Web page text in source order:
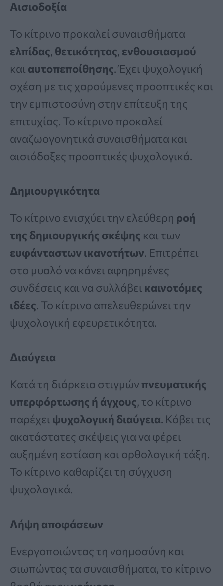
Αισιοδοξία
Το κίτρινο προκαλεί συναισθήματα
ελπίδας, θετικότητας, ενθουσιασμού
και αυτοπεποίθησης. Έχει ψυχολογική
σχέση με τις χαρούμενες προοπτικές και
την εμπιστοσύνη στην επίτευξη της
επιτυχίας. Το κίτρινο προκαλεί
αναζωογονητικά συναισθήματα και
αισιόδοξες προοπτικές ψυχολογικά.
Δημιουργικότητα
Το κίτρινο ενισχύει την ελεύθερη ροή
της δημιουργικής σκέψης και των
ευφάνταστων ικανοτήτων. Επιτρέπει
στο μυαλό να κάνει αφηρημένες
συνδέσεις και να συλλάβει καινοτόμες
ιδέες. Το κίτρινο απελευθερώνει την
ψυχολογική εφευρετικότητα.
Διαύγεια
Κατά τη διάρκεια στιγμών πνευματικής
υπερφόρτωσης ή άγχους, το κίτρινο
παρέχει ψυχολογική διαύγεια. Κόβει τις
ακατάστατες σκέψεις για να φέρει
αυξημένη εστίαση και ορθολογική τάξη.
Το κίτρινο καθαρίζει τη σύγχυση
ψυχολογικά.
Λήψη αποφάσεων
Ενεργοποιώντας τη νοημοσύνη και
σιωπώντας τα συναισθήματα, το κίτρινο